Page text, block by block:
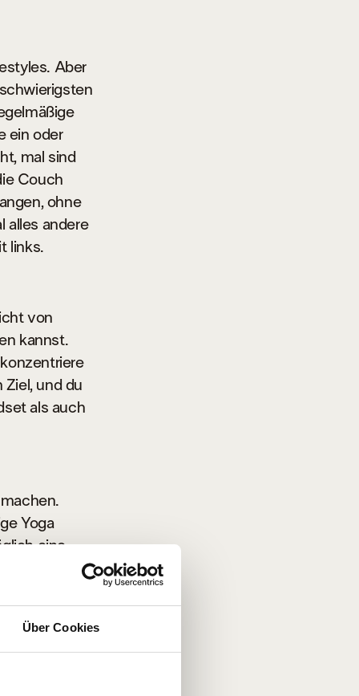
Über Cookies
Aber
ein oder
mal sind
Couch
ohne
alles andere
links.
von
kannst.
Ziel, und du
als auch
Yoga
eine